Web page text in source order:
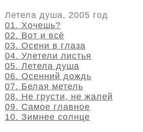
Летела душа, 2005 год
01. Хочешь?
02. Вот и всё
03. Осени в глаза
04. Улетели листья
05. Летела душа
06. Осенний дождь
07. Белая метель
08. Не грусти, не жалей
09. Самое главное
10. Зимнее солнце